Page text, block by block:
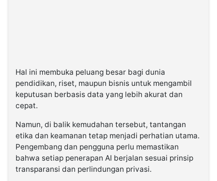
Hal ini membuka peluang besar bagi dunia
pendidikan, riset, maupun bisnis untuk mengambil
keputusan berbasis data yang lebih akurat dan
cepat.
Namun, di balik kemudahan tersebut, tantangan
etika dan keamanan tetap menjadi perhatian utama.
Pengembang dan pengguna perlu memastikan
bahwa setiap penerapan AI berjalan sesuai prinsip
transparansi dan perlindungan privasi.